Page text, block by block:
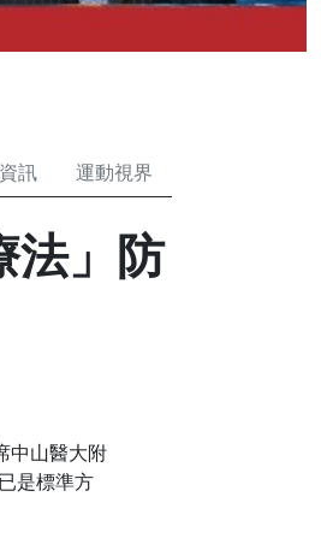
訊 運動視界
」防
中山醫大附
是標準方